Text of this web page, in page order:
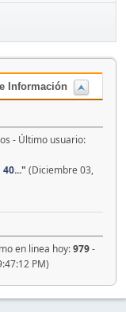
Información
- Último usuario:
40..." (Diciembre 03,
en linea hoy:979-
PM)